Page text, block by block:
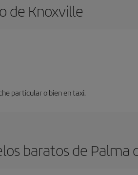
de Knoxville
particular o bien en taxi.
baratos de Palma